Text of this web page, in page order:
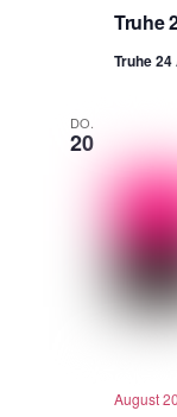
Truhe
Truhe 24
DO.
20
August